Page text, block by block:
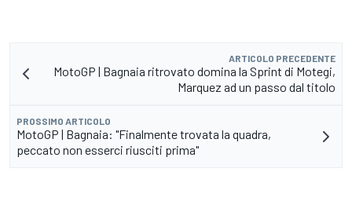
ARTICOLO PRECEDENTE
MotoGP | Bagnaia ritrovato domina la Sprint di Motegi,
Marquez ad un passo dal titolo
PROSSIMO ARTICOLO
MotoGP | Bagnaia: "Finalmente trovata la quadra,
peccato non esserci riusciti prima"